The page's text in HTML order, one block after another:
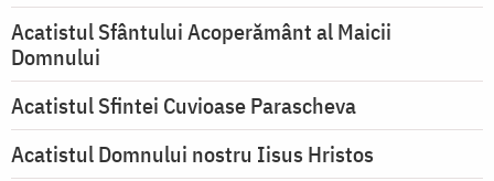
Acatistul Sfântului Acoperământ al Maicii
Domnului
Acatistul Sfintei Cuvioase Parascheva
Acatistul Domnului nostru Iisus Hristos